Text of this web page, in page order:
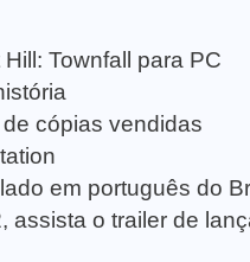
Townfall para PC
cópias vendidas
em português do
assista o trailer de